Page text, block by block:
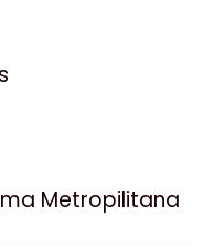
Metropilitana